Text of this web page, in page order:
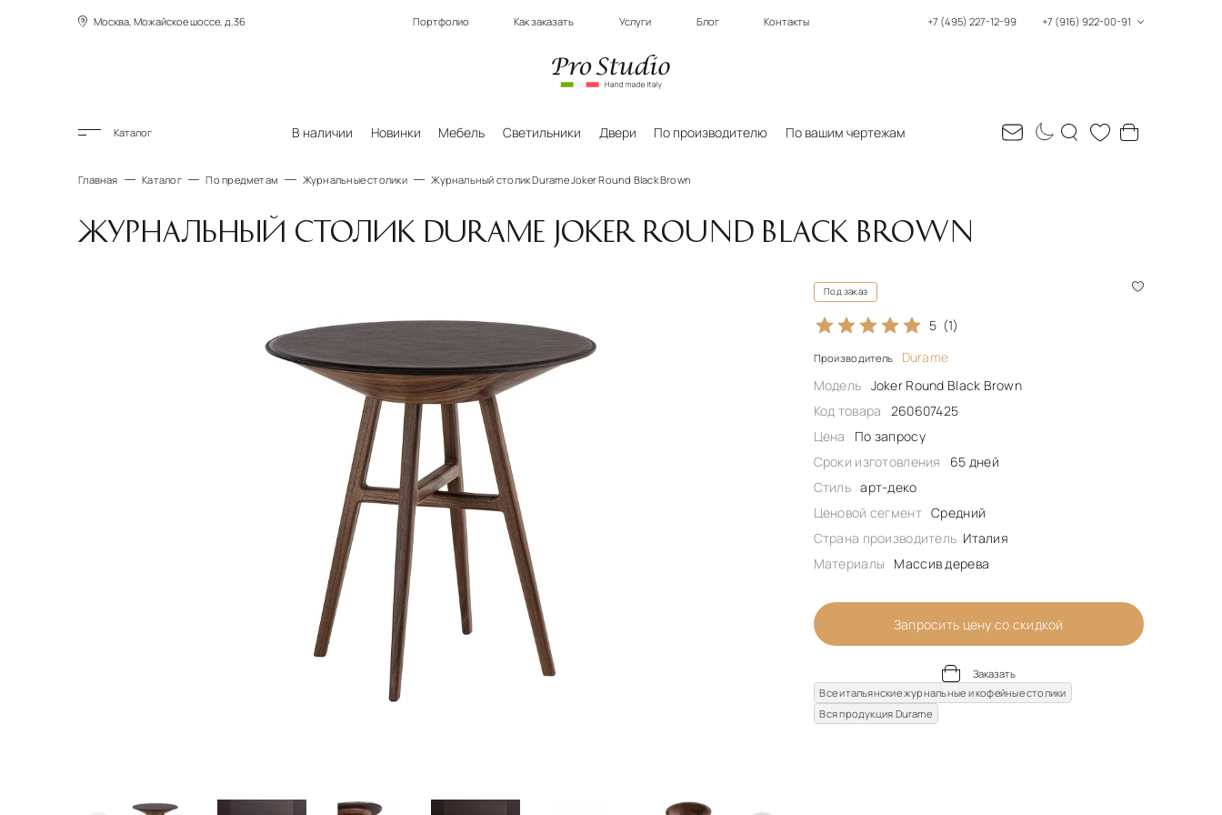
Москва, Можайское шоссе, д.36 Портфолио Как заказать Услуги Блог Контакты +7 (495) 227-12-99 +7 (916) 922-00-91
Каталог В наличии Новинки Мебель Светильники Двери По производителю По вашим чертежам
Главная Каталог По предметам Журнальные столики Журнальный столик Durame Joker Round Black Brown
ЖУРНАЛЬНЫЙ СТОЛИК DURAME JOKER ROUND BLACK BROWN
Под заказ
5 (1)
Производитель
Durame
Модель Joker Round Black Brown
Код товара
260607425
Цена
По запросу
Сроки изготовления
65 дней
Стиль арт-деко
Ценовой сегмент Средний
Страна производитель Италия
Материалы
Массив дерева
Запросить цену со скидкой
Заказать
Все итальянские журнальные и кофейные столики
Вся продукция Durame